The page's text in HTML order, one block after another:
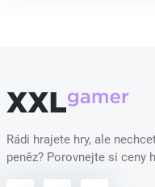
Rádi hrajete hry, ale
peněz? Porovnejte si ceny